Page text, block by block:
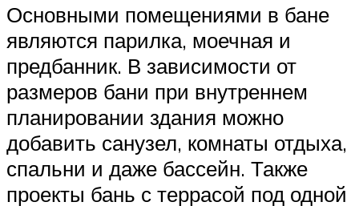
Основными помещениями в бане
являются парилка, моечная и
предбанник. В зависимости от
размеров бани при внутреннем
планировании здания можно
добавить санузел, комнаты отдыха,
спальни и даже бассейн. Также
проекты бань с террасой под одной